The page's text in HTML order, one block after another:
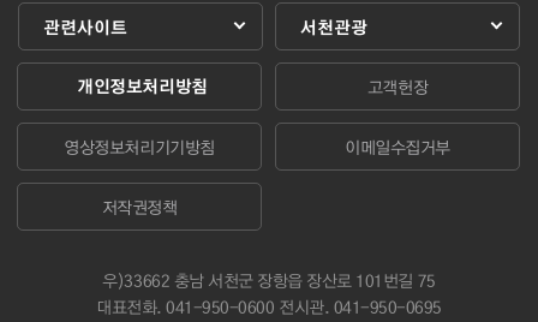
광업장관회의
경제위원회
(EC)
-
10개
실무그룹
(EWG)
(OFWG)
인력자원개발
개인정보처리방침 고객헌장
영상정보처리기기방침 이메일수집거부
저작권정책
우)33662 충남 서천군 장항읍 장산로 101번길 75
대표전화.041-950-0600 전시관. 041-950-0695
관련사이트 서천관광